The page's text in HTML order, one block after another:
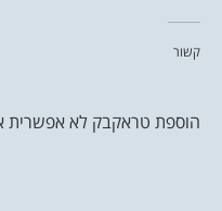
קשור
הוספת טראקבק לא אפשרית